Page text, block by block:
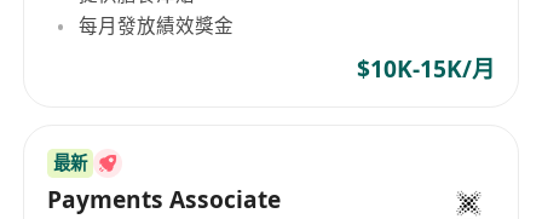
每月發放績效獎金
$10K-15K/月
最新
Payments Associate